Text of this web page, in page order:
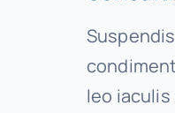
leo iaculis